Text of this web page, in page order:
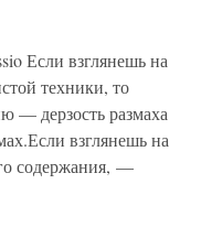
Если взглянешь на
техники, то
— дерзость размаха
взглянешь на
содержания, —